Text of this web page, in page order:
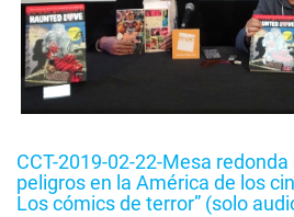
CCT-2019-02-22-Mesa redonda
peligros en la América de los
Los cómics de terror” (solo